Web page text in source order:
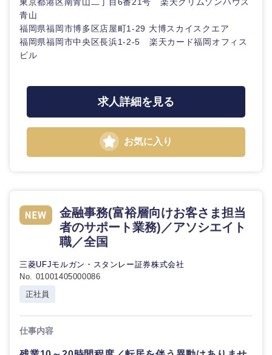
長崎県 熊本県
大分県
鹿児島県
青山
福岡県福岡市博多区店屋町1-29 大博スカイスクエア
福岡県福岡市中央区長浜1-2-5 楽天カード福岡オフィス
ビル
求人詳細を見る
お気に入り
金融事務(富裕層向けお客さま担当
者のサポート業務)／アソシエイト
職／全国
三菱UFJモルガン・スタンレー証券株式会社
No. 01001405000086
正社員
仕事内容